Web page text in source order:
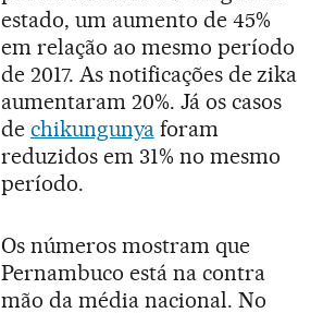
estado, um aumento de 45%
em relação ao mesmo período
de 2017. As notificações de zika
aumentaram 20%. Já os casos
de chikungunyaforam
reduzidos em 31% no mesmo
período.
Os números mostram que
Pernambuco está na contra
mão da média nacional. No